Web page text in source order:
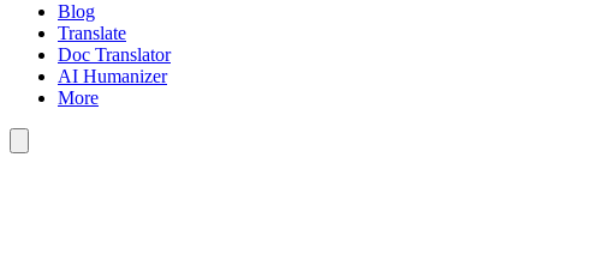
Blog
Translate
Doc Translator
AI Humanizer
More